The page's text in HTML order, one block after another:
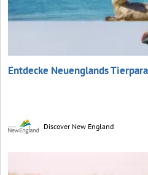
Entdecke Neuenglands
Discover New England